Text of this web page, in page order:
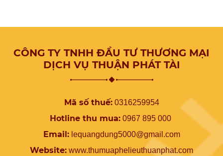
CÔNG TY TNHH ĐẦU TƯ THƯƠNG MẠI
DỊCH VỤ THUẬN PHÁT TÀI
Mã số thuế:0316259954
Hotline thu mua: 0967 895 000
Email:lequangdung5000@gmail.com
Website: www.thumuaphelieuthuanphat.com